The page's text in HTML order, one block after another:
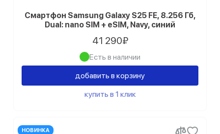
Смартфон Samsung Galaxy S25 FE, 8.256 Гб,
Dual: nano SIM + eSIM, Navy, синий
41 290₽
Есть в наличии
добавить в корзину
купить в 1 клик
НОВИНКА